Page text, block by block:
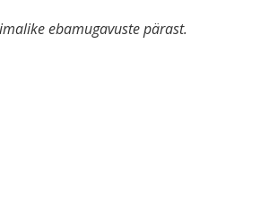
ebamugavuste pärast.